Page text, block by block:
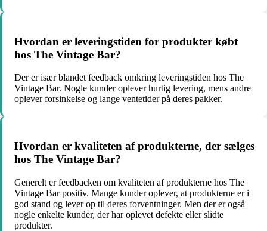
Hvordan er leveringstiden for produkter købt
hos The Vintage Bar?
Der er især blandet feedback omkring leveringstiden hos The
Vintage Bar. Nogle kunder oplever hurtig levering, mens andre
oplever forsinkelse og lange ventetider på deres pakker.
Hvordan er kvaliteten af produkterne, der sælges
hos The Vintage Bar?
Generelt er feedbacken om kvaliteten af produkterne hos The
Vintage Bar positiv. Mange kunder oplever, at produkterne er i
god stand og lever op til deres forventninger. Men der er også
nogle enkelte kunder, der har oplevet defekte eller slidte
produkter.